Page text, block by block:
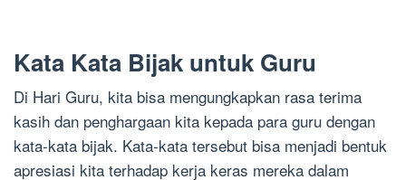
Kata Kata Bijak untuk Guru
Di Hari Guru, kita bisa mengungkapkan rasa terima
kasih dan penghargaan kita kepada para guru dengan
kata-kata bijak. Kata-kata tersebut bisa menjadi bentuk
apresiasi kita terhadap kerja keras mereka dalam